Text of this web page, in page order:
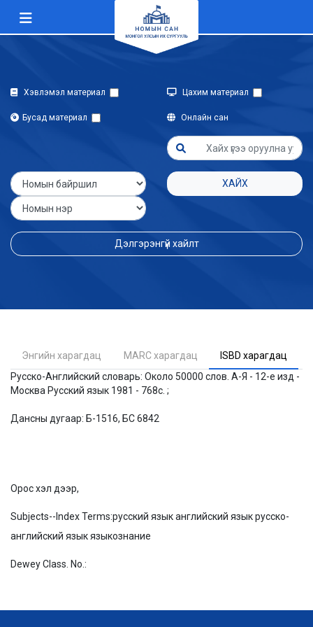
Хэвлэмэл материал Цахим материал
Бусад материал Онлайн сан
ХАЙХ
Дэлгэрэнгүй хайлт
Энгийн харагдац MARC харагдац
ISBD харагдац
Русско-Английский словарь: Около 50000 слов. А-Я - 12-е изд -
Москва Русский язык 1981 - 768с. ;
Дансны дугаар: Б-1516, БС 6842
Орос хэл дээр,
Subjects--Index Terms:русский язык английский язык русско-
английский язык языкознание
Dewey Class. No.: